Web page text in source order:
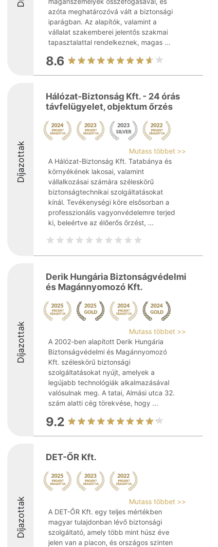
azóta meghatározóvá vált a biztonsági
iparágban. Az alapítók, valamint a
vállalat szakemberei jelentős szakmai
tapasztalattal rendelkeznek, magas ...
8.6
Díjazottak
Hálózat-Biztonság Kft. - 24 órás
távfelügyelet, objektum őrzés
Mutass többet >>
A Hálózat-Biztonság Kft. Tatabánya és
környékének lakosai, valamint
vállalkozásai számára széleskörű
biztonságtechnikai szolgáltatásokat
kínál. Tevékenységi köre elsősorban a
professzionális vagyonvédelemre terjed
ki, beleértve az élőerős őrzést, ...
Díjazottak
Derik Hungária Biztonságvédelmi
és Magánnyomozó Kft.
Mutass többet >>
A 2002-ben alapított Derik Hungária
Biztonságvédelmi és Magánnyomozó
Kft. széleskörű biztonsági
szolgáltatásokat nyújt, amelyek a
legújabb technológiák alkalmazásával
valósulnak meg. A tatai, Almási utca 32.
szám alatti cég törekvése, hogy ...
9.2
Díjazottak
DET-ŐR Kft.
Mutass többet >>
A DET-ŐR Kft. egy teljes mértékben
magyar tulajdonban lévő biztonsági
szolgáltató, amely több mint húsz éve
jelen van a piacon, és országos szinten